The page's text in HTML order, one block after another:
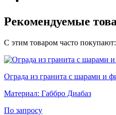
Рекомендуемые
С этим товаром часто покупают:
Ограда из гранита с шарами и
Материал: Габбро Диабаз
По запросу